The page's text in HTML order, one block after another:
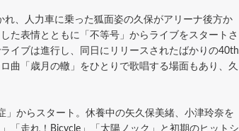
、人力車に乗った狐面姿の久保がアリーナ後方か
た表情とともに「不等号」からライブをスタートさ
イブは進行し、同日にリリースされたばかりの40th
曲「歳月の轍」をひとりで歌唱する場面もあり、久
からスタート。休養中の矢久保美緒、小津玲奈を
「走れ！Bicycle」「太陽ノック」と初期のヒットシ